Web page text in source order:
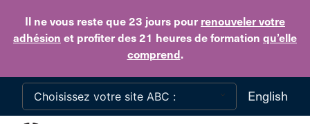
Il ne vous reste que 23 jours pour renouveler votre
adhésion et profiter des 21 heures de formation qu’elle
comprend.
Skip to main content
English